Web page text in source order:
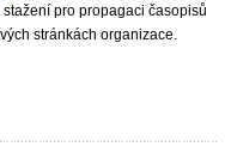
pro propagaci časopisů
stránkách organizace.